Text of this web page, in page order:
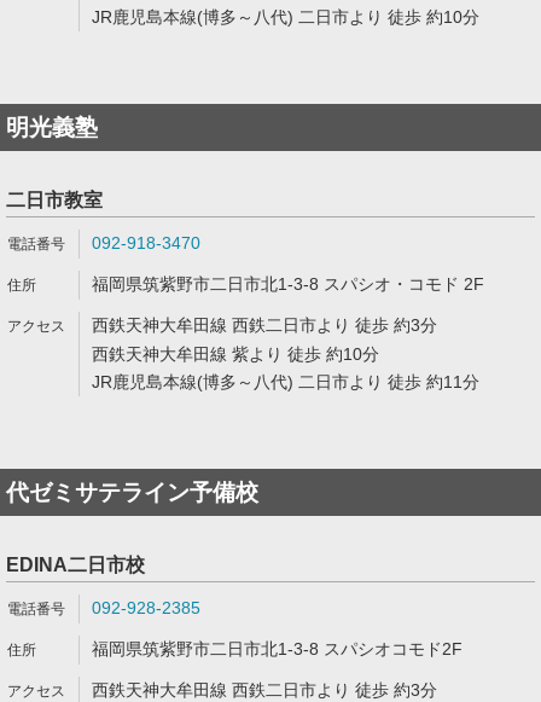
JR鹿児島本線(博多～八代) 二日市より 徒歩 約10分
明光義塾
二日市教室
092-918-3470
福岡県筑紫野市二日市北1-3-8 スパシオ・コモド 2F
西鉄天神大牟田線 西鉄二日市より 徒歩 約3分
西鉄天神大牟田線 紫より 徒歩 約10分
JR鹿児島本線(博多～八代) 二日市より 徒歩 約11分
代ゼミサテライン予備校
EDINA二日市校
092-928-2385
福岡県筑紫野市二日市北1-3-8 スパシオコモド2F
西鉄天神大牟田線 西鉄二日市より 徒歩 約3分